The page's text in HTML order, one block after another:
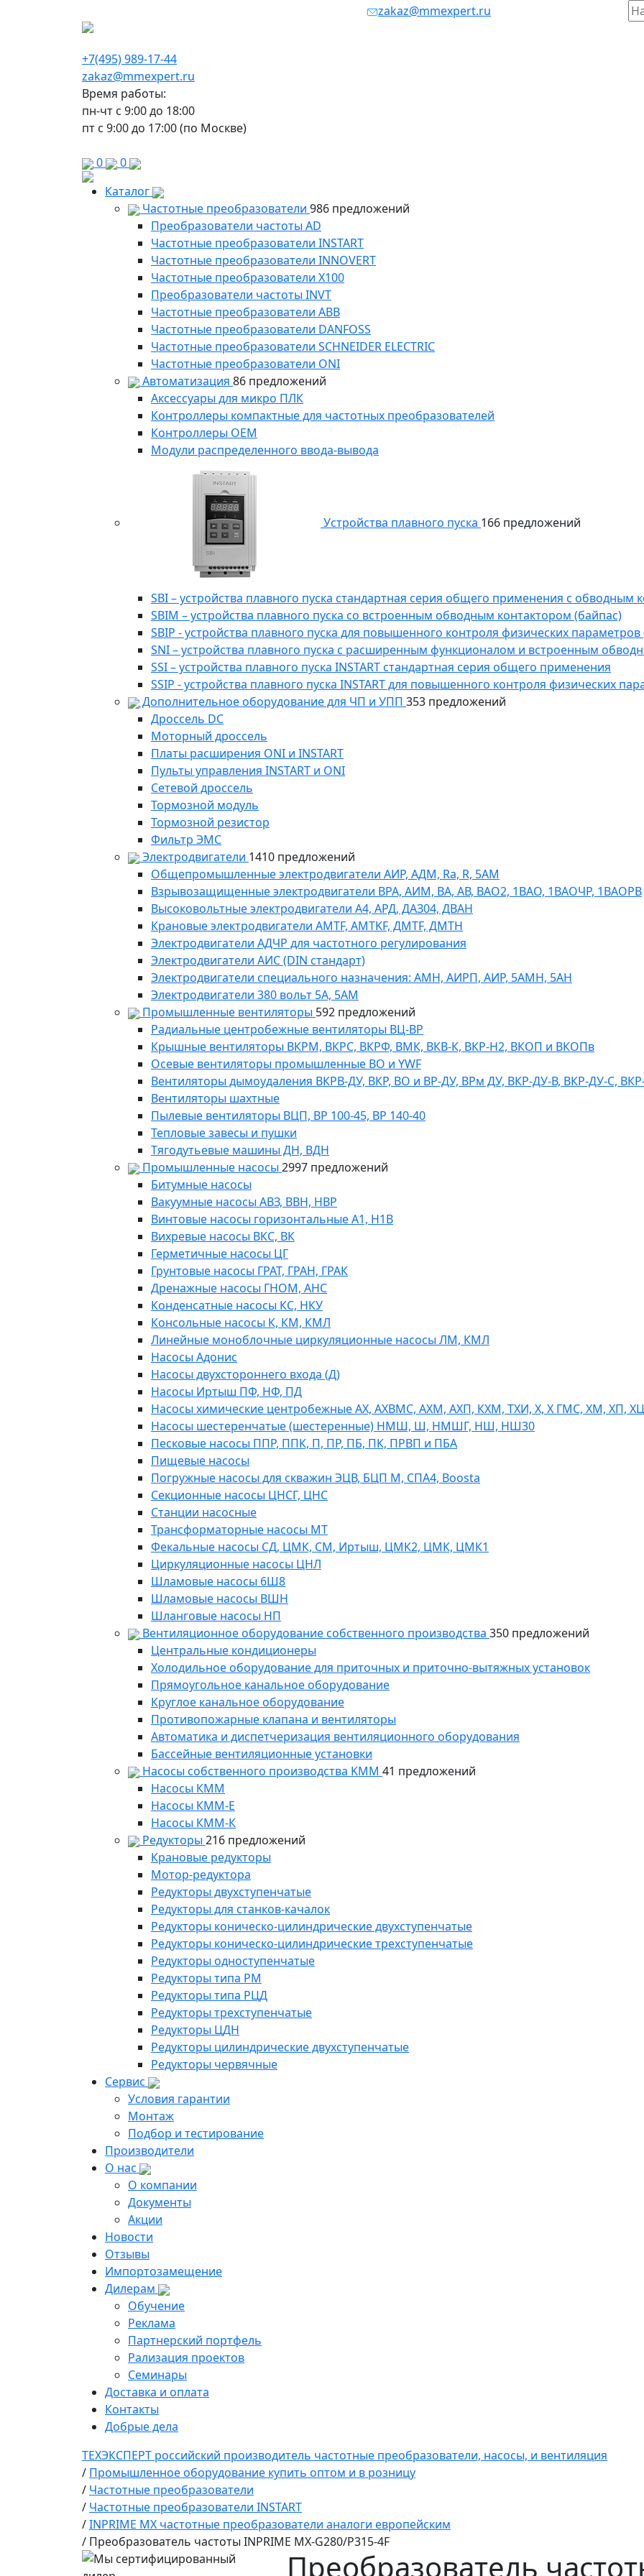
zakaz@mmexpert.ru
+7(495) 989-17-44
zakaz@mmexpert.ru
Время работы:
пн-чт с 9:00 до 18:00
пт с 9:00 до 17:00 (по Москве)
0
0
Каталог
Частотные преобразователи 986 предложений
Преобразователи частоты AD
Частотные преобразователи INSTART
Частотные преобразователи INNOVERT
Частотные преобразователи Х100
Преобразователи частоты INVT
Частотные преобразователи ABB
Частотные преобразователи DANFOSS
Частотные преобразователи SCHNEIDER ELECTRIC
Частотные преобразователи ONI
Автоматизация 86 предложений
Аксессуары для микро ПЛК
Контроллеры компактные для частотных преобразователей
Контроллеры ОЕМ
Модули распределенного ввода-вывода
Устройства плавного пуска 166 предложений
SBI – устройства плавного пуска стандартная серия общего применения с обводным
SBIM – устройства плавного пуска со встроенным обводным контактором (байпас)
SBIP - устройства плавного пуска для повышенного контроля физических
SNI – устройства плавного пуска с расширенным функционалом и встроенным
SSI – устройства плавного пуска INSTART стандартная серия общего применения
SSIP - устройства плавного пуска INSTART для повышенного контроля физических
Дополнительное оборудование для ЧП и УПП 353 предложений
Дроссель DC
Моторный дроссель
Платы расширения ONI и INSTART
Пульты управления INSTART и ONI
Сетевой дроссель
Тормозной модуль
Тормозной резистор
Фильтр ЭМС
Электродвигатели 1410 предложений
Общепромышленные электродвигатели АИР, АДМ, Ra, R, 5AM
Взрывозащищенные электродвигатели ВРА, АИМ, ВА, АВ, ВАO2, 1ВАО, 1ВАОЧР, 1ВАОРВ
Высоковольтные электродвигатели A4, АРД, ДАЗ04, ДВАН
Крановые электродвигатели AMTF, AMTKF, ДMTF, ДМТН
Электродвигатели АДЧР для частотного регулирования
Электродвигатели АИС (DIN стандарт)
Электродвигатели специального назначения: АМН, АИРП, АИР, 5АМН, 5АН
Электродвигатели 380 вольт 5А, 5АМ
Промышленные вентиляторы 592 предложений
Радиальные центробежные вентиляторы ВЦ-ВР
Крышные вентиляторы ВКРМ, ВКРС, ВКРФ, ВМК, ВКВ-К, ВКР-Н2, ВКОП и ВКОПв
Осевые вентиляторы промышленные ВО и YWF
Вентиляторы дымоудаления ВКРВ-ДУ, ВКР, ВО и ВР-ДУ, ВРм ДУ, ВКР-ДУ-В, ВКР-ДУ-С,
Вентиляторы шахтные
Пылевые вентиляторы ВЦП, ВР 100-45, ВР 140-40
Тепловые завесы и пушки
Тягодутьевые машины ДН, ВДН
Промышленные насосы 2997 предложений
Битумные насосы
Вакуумные насосы АВЗ, ВВН, НВР
Винтовые насосы горизонтальные А1, Н1В
Вихревые насосы ВКС, ВК
Герметичные насосы ЦГ
Грунтовые насосы ГРАТ, ГРАН, ГРАК
Дренажные насосы ГНОМ, АНС
Конденсатные насосы КС, НКУ
Консольные насосы К, КМ, КМЛ
Линейные моноблочные циркуляционные насосы ЛМ, КМЛ
Насосы Адонис
Насосы двухстороннего входа (Д)
Насосы Иртыш ПФ, НФ, ПД
Насосы химические центробежные АХ, АХВМС, АХМ, АХП, КХМ, ТХИ, Х, Х ГМС, ХМ, ХП,
Насосы шестеренчатые (шестеренные) НМШ, Ш, НМШГ, НШ, НШ30
Песковые насосы ППР, ППК, П, ПР, ПБ, ПК, ПРВП и ПБА
Пищевые насосы
Погружные насосы для скважин ЭЦВ, БЦП М, СПА4, Boosta
Секционные насосы ЦНСГ, ЦНС
Станции насосные
Трансформаторные насосы МТ
Фекальные насосы СД, ЦМК, СМ, Иртыш, ЦМК2, ЦМК, ЦМК1
Циркуляционные насосы ЦНЛ
Шламовые насосы 6Ш8
Шламовые насосы ВШН
Шланговые насосы НП
Вентиляционное оборудование собственного производства 350 предложений
Центральные кондиционеры
Холодильное оборудование для приточных и приточно-вытяжных установок
Прямоугольное канальное оборудование
Круглое канальное оборудование
Противопожарные клапана и вентиляторы
Автоматика и диспетчеризация вентиляционного оборудования
Бассейные вентиляционные установки
Насосы собственного производства KMM 41 предложений
Насосы КММ
Насосы КММ-Е
Насосы КММ-К
Редукторы 216 предложений
Крановые редукторы
Мотор-редуктора
Редукторы двухступенчатые
Редукторы для станков-качалок
Редукторы коническо-цилиндрические двухступенчатые
Редукторы коническо-цилиндрические трехступенчатые
Редукторы одноступенчатые
Редукторы типа РМ
Редукторы типа РЦД
Редукторы трехступенчатые
Редукторы ЦДН
Редукторы цилиндрические двухступенчатые
Редукторы червячные
Сервис
Условия гарантии
Монтаж
Подбор и тестирование
Производители
О нас
О компании
Документы
Акции
Новости
Отзывы
Импортозамещение
Дилерам
Обучение
Реклама
Партнерский портфель
Рализация проектов
Семинары
Доставка и оплата
Контакты
Добрые дела
ТЕХЭКСПЕРТ российский производитель частотные преобразователи, насосы, и вентиляция
/ Промышленное оборудование купить оптом и в розницу
/ Частотные преобразователи
/ Частотные преобразователи INSTART
/INPRIME MX частотные преобразователи аналоги европейским
/ Преобразователь частоты INPRIME MX-G280/P315-4F
Преобразователь